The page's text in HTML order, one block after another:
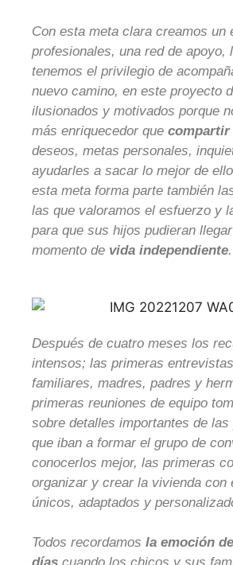
Con esta meta clara creamos un
profesionales, una red de apoyo,
tenemos el privilegio de
nuevo camino, en este proyecto
ilusionados y motivados porque
más enriquecedor que compartir
deseos, metas personales,
ayudarles a sacar lo mejor de
esta meta forma parte también
las que valoramos el esfuerzo y
para que sus hijos pudieran
momento de vida independiente.
Después de cuatro meses los
intensos; las primeras
familiares, madres, padres y
primeras reuniones de equipo
sobre detalles importantes de las
que iban a formar el grupo de
conocerlos mejor, las primeras
organizar y crear la vivienda con
únicos, adaptados y
Todos recordamos la emoción